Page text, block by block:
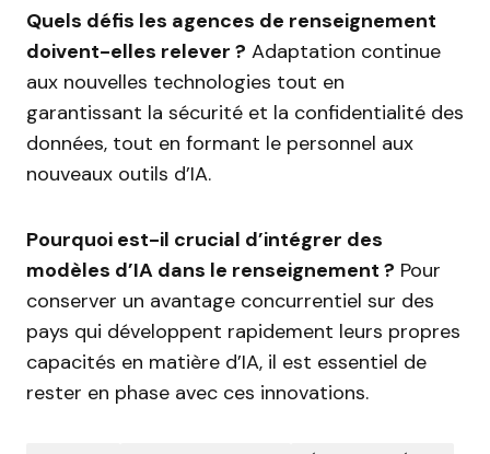
Quels défis les agences de renseignement
doivent-elles relever ? Adaptation continue
aux nouvelles technologies tout en
garantissant la sécurité et la confidentialité des
données, tout en formant le personnel aux
nouveaux outils d’IA.
Pourquoi est-il crucial d’intégrer des
modèles d’IA dans le renseignement ? Pour
conserver un avantage concurrentiel sur des
pays qui développent rapidement leurs propres
capacités en matière d’IA, il est essentiel de
rester en phase avec ces innovations.